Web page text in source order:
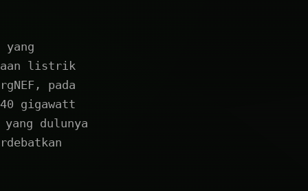
yang
listrik
pada
gigawatt
dulunya